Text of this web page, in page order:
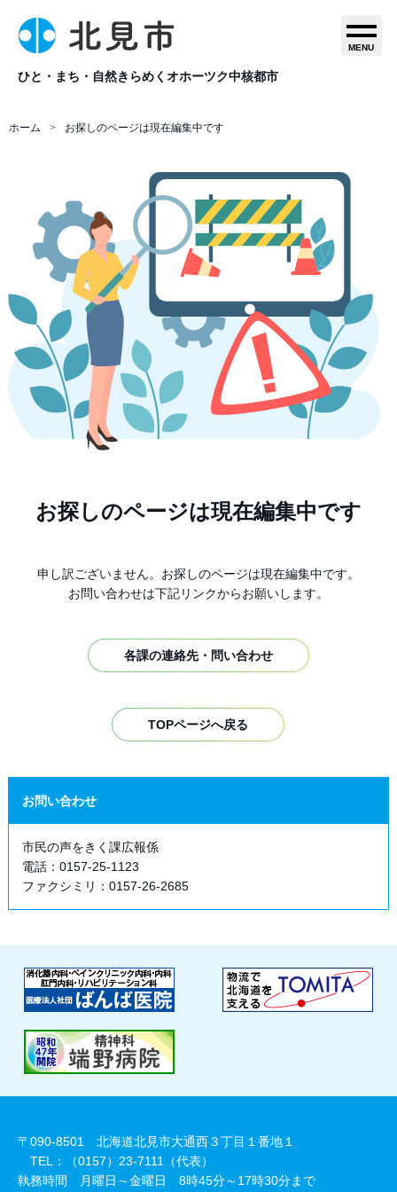
ひと・まち・自然きらめくオホーツク中核都市
MENU
ホーム お探しのページは現在編集中です
お探しのページは現在編集中です
申し訳ございません。お探しのページは現在編集中です。
お問い合わせは下記リンクからお願いします。
各課の連絡先・問い合わせ
TOPページへ戻る
お問い合わせ
市民の声をきく課広報係
電話：0157-25-1123
ファクシミリ：0157-26-2685
〒090-8501 北海道北見市大通西３丁目１番地１
TEL：（0157）23-7111（代表）
執務時間 月曜日～金曜日 8時45分～17時30分まで